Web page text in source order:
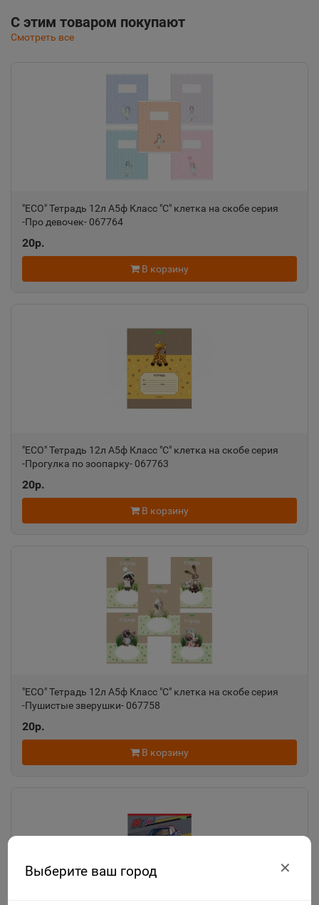
Выберите ваш город ✕
С этим товаром покупают
Смотреть все
"ECO" Тетрадь 12л А5ф Класс "С" клетка на скобе серия
-Про девочек- 067764
20р.
В корзину
"ECO" Тетрадь 12л А5ф Класс "С" клетка на скобе серия
-Прогулка по зоопарку- 067763
20р.
В корзину
"ECO" Тетрадь 12л А5ф Класс "С" клетка на скобе серия
-Пушистые зверушки- 067758
20р.
В корзину